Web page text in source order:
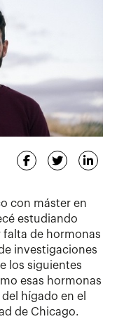
con máster en
estudiando
falta de hormonas
investigaciones
los siguientes
esas hormonas
hígado en el
de Chicago.